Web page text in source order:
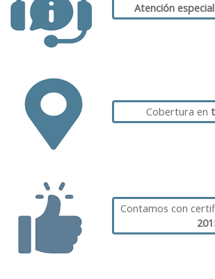
Atención especial
Cobertura en
Contamos con